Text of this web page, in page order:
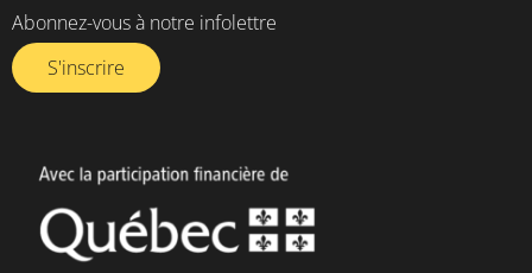
Abonnez-vous à notre infolettre​
S'inscrire